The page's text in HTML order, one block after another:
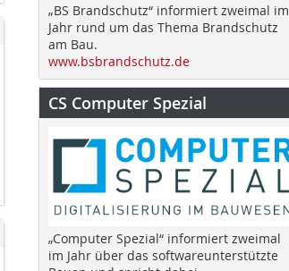
„BS Brandschutz“ informiert zweimal im
Jahr rund um das Thema Brandschutz
am Bau.
www.bsbrandschutz.de
CS Computer Spezial
„Computer Spezial“ informiert zweimal
im Jahr über das softwareunterstützte